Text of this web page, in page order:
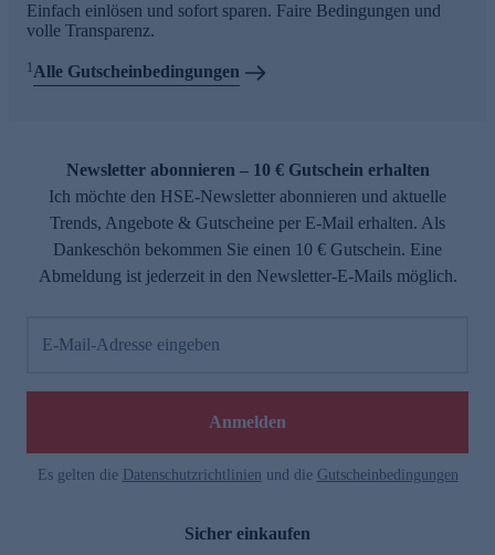
Einfach einlösen und sofort sparen. Faire Bedingungen und
volle Transparenz.
1Alle Gutscheinbedingungen
Newsletter abonnieren – 10 € Gutschein erhalten
Ich möchte den HSE-Newsletter abonnieren und aktuelle
Trends, Angebote & Gutscheine per E-Mail erhalten. Als
Dankeschön bekommen Sie einen 10 € Gutschein. Eine
Abmeldung ist jederzeit in den Newsletter-E-Mails möglich.
E-Mail-Adresse eingeben
Anmelden
Es gelten die Datenschutzrichtlinien und die Gutscheinbedingungen
Sicher einkaufen